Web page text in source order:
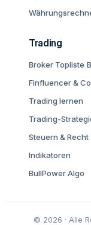
Trading
Broker Topliste
Finfluencer &
Trading lernen
Trading-
Steuern & Recht
Indikatoren
BullPower Algo
© 2026 · Alle